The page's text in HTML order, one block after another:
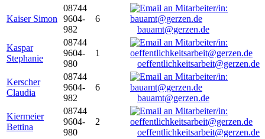
Kaiser Simon
08744
9604-
982
6
bauamt@gerzen.de
Kaspar
Stephanie
08744
9604-
980
1
oeffentlichkeitsarbeit@gerzen.de
Kerscher
Claudia
08744
9604-
982
6
bauamt@gerzen.de
Kiermeier
Bettina
08744
9604-
980
2
oeffentlichkeitsarbeit@gerzen.de